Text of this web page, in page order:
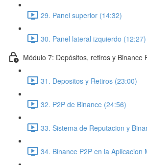
29. Panel superior (14:32)
30. Panel lateral izquierdo (12:27)
Módulo 7: Depósitos, retiros y Binance
31. Depositos y Retiros (23:00)
32. P2P de Binance (24:56)
33. Sistema de Reputacion y
34. Binance P2P en la Aplicacion